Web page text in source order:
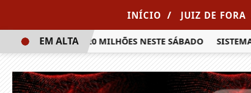
INÍCIO / JUIZ DE FORA
PRÊMIO DE R$ 20 MILHÕES NESTE SÁBADO SISTEMA
EM ALTA